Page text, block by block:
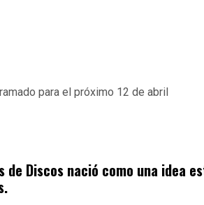
Discos nació como una idea